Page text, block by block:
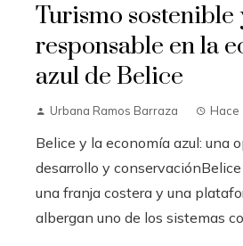
Turismo sostenible
responsable en la
azul de Belice
Urbana Ramos Barraza Hace
Belice y la economía azul: una
desarrollo y
una franja costera y una
albergan uno de los sistemas